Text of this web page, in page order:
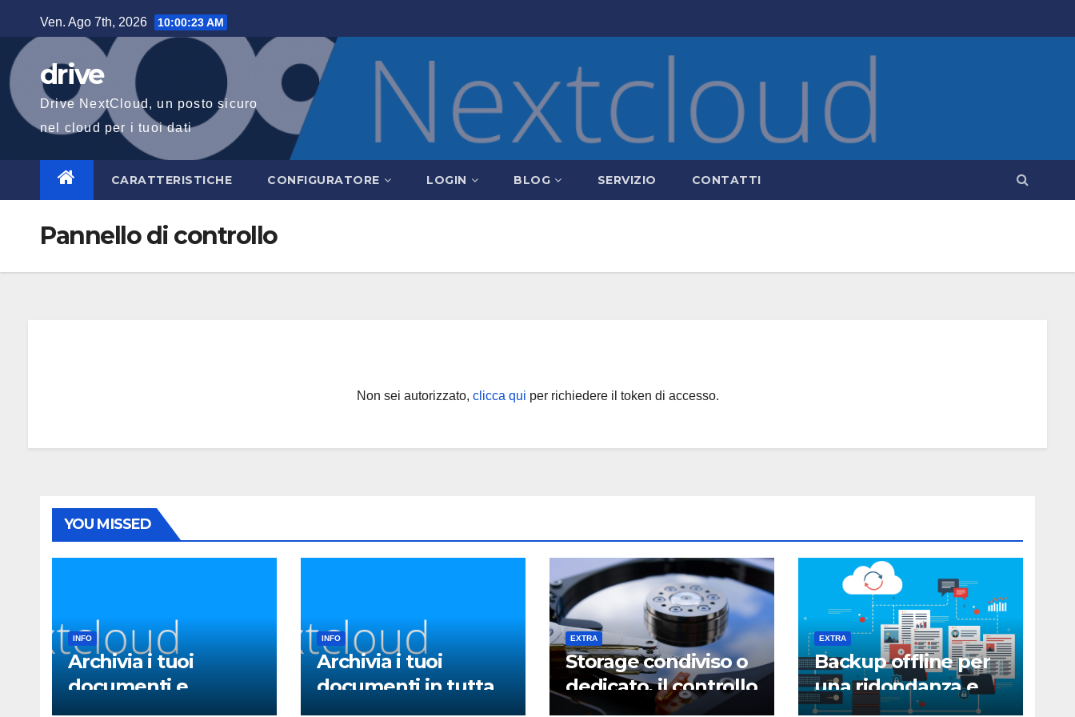
contenuto
Ven. Ago 7th, 2026 10:00:23 AM
drive
Drive NextCloud, un posto sicuro
nel cloud per i tuoi dati
CARATTERISTICHE CONFIGURATORE LOGIN BLOG SERVIZIO CONTATTI
Pannello di controllo
Non sei autorizzato, clicca qui per richiedere il token di accesso.
YOU MISSED
INFO
Archivia i tuoi
documenti e
collabora con il tuo
INFO
Archivia i tuoi
documenti in tutta
sicurezza con un
EXTRA
Storage condiviso o
dedicato, il controllo
è sempre tuo
EXTRA
Backup offline per
una ridondanza e
ripristino sicuro